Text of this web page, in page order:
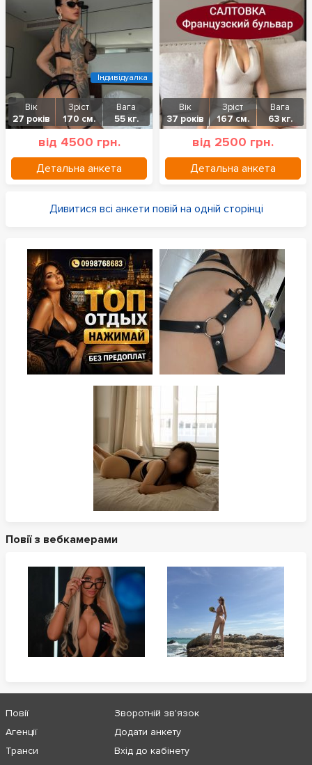
Вік
27 років
Зріст
170 см.
Вага
55 кг.
від 4500 грн.
Детальна анкета
Індивідуалка
Вік
37 років
Зріст
167 см.
Вага
63 кг.
від 2500 грн.
Детальна анкета
Дивитися всі анкети повій на одній сторінці
Повії з вебкамерами
Повії
Агенції
Транси
Зворотній зв'язок
Додати анкету
Вхід до кабінету